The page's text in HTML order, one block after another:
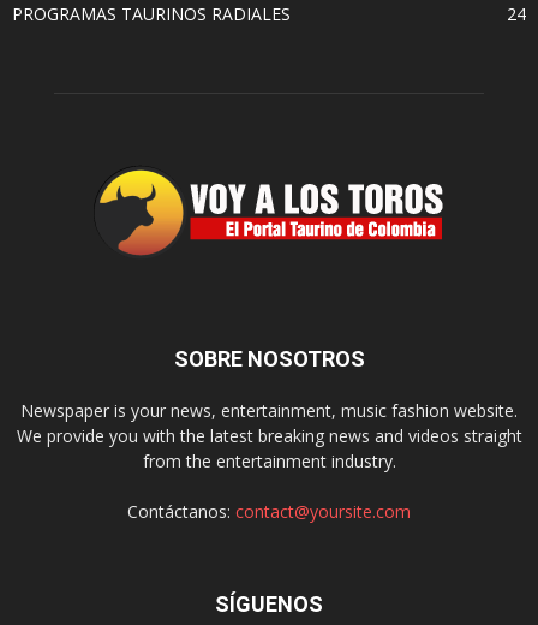
PROGRAMAS TAURINOS RADIALES
24
SOBRE NOSOTROS
Newspaper is your news, entertainment, music fashion website.
We provide you with the latest breaking news and videos straight
from the entertainment industry.
Contáctanos: contact@yoursite.com
SÍGUENOS